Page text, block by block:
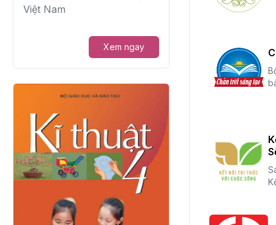
Việt Nam
Xem ngay